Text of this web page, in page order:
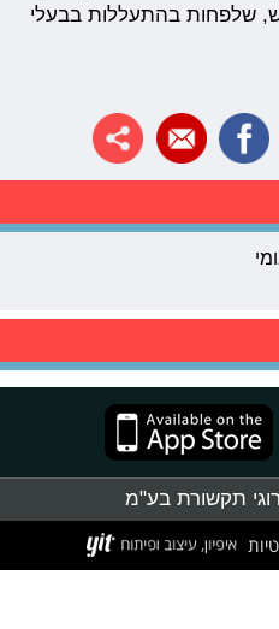
שלפחות בהתעללות בבעלי